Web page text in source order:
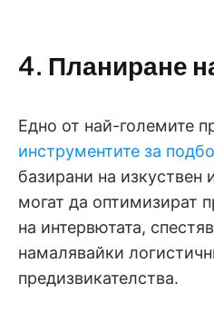
4. Планиране
Едно от най-големите
инструментите за
базирани на изкуствен
могат да оптимизират
на интервютата,
намалявайки
предизвикателства.